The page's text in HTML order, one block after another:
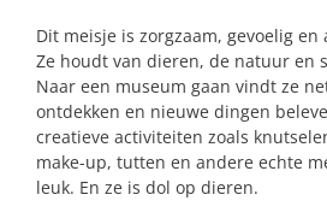
Dit meisje is zorgzaam, gevoelig
Ze houdt van dieren, de natuur en
Naar een museum gaan vindt ze
ontdekken en nieuwe dingen
creatieve activiteiten zoals
make-up, tutten en andere echte
leuk. En ze is dol op dieren.